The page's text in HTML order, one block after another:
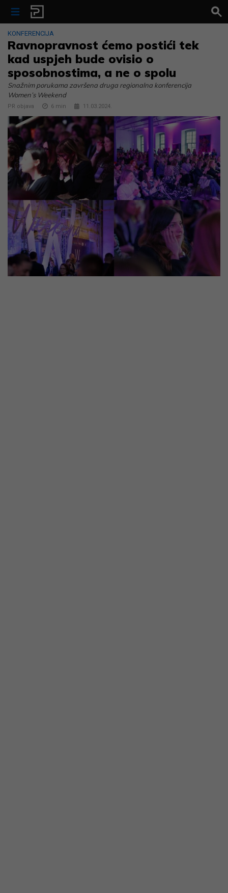
Skip to content
KONFERENCIJA
Ravnopravnost ćemo postići tek
kad uspjeh bude ovisio o
sposobnostima, a ne o spolu
Snažnim porukama završena druga regionalna konferencija
Women’s Weekend
PR objava 6 min 11.03.2024.